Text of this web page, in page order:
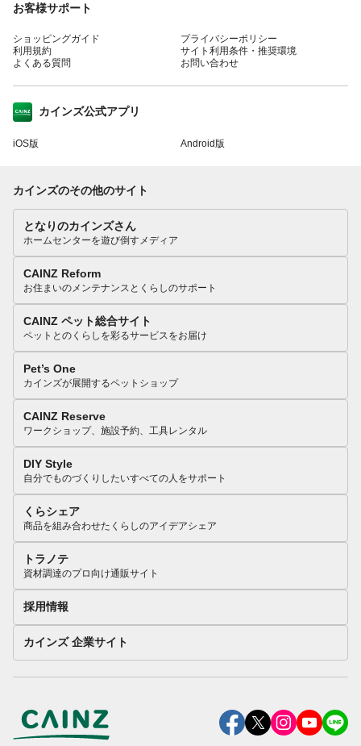
お客様サポート
ショッピングガイド
利用規約
よくある質問
プライバシーポリシー
サイト利用条件・推奨環境
お問い合わせ
カインズ公式アプリ
iOS版 Android版
カインズのその他のサイト
となりのカインズさん
ホームセンターを遊び倒すメディア
CAINZ Reform
お住まいのメンテナンスとくらしのサポート
CAINZ ペット総合サイト
ペットとのくらしを彩るサービスをお届け
Pet’s One
カインズが展開するペットショップ
CAINZ Reserve
ワークショップ、施設予約、工具レンタル
DIY Style
自分でものづくりしたいすべての人をサポート
くらシェア
商品を組み合わせたくらしのアイデアシェア
トラノテ
資材調達のプロ向け通販サイト
採用情報
カインズ 企業サイト